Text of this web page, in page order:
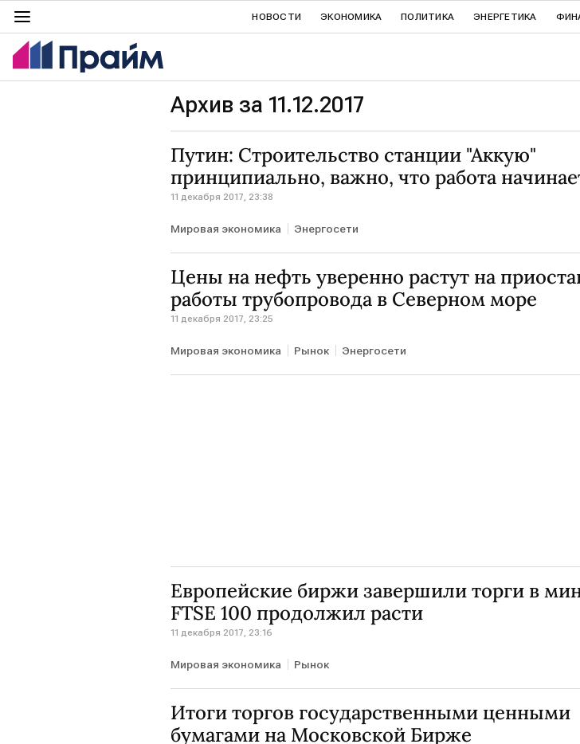
НОВОСТИ ЭКОНОМИКА ПОЛИТИКА ЭНЕРГЕТИКА
Архив за 11.12.2017
Путин: Строительство станции "Аккую"
принципиально, важно, что работа
11 декабря 2017, 23:38
Мировая экономика Энергосети
Цены на нефть уверенно растут на
работы трубопровода в Северном море
11 декабря 2017, 23:25
Мировая экономика Рынок Энергосети
Европейские биржи завершили торги в
FTSE 100 продолжил расти
11 декабря 2017, 23:16
Мировая экономика Рынок
Итоги торгов государственными ценными
бумагами на Московской Бирже